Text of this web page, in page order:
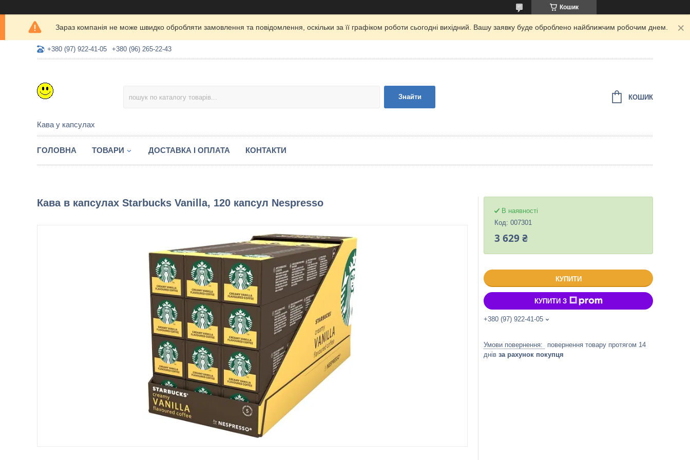
Кошик
Зараз компанія не може швидко обробляти замовлення та повідомлення, оскільки за її графіком роботи сьогодні вихідний. Вашу заявку буде оброблено найближчим робочим днем.
+380 (97) 922-41-05 +380 (96) 265-22-43
Кава у капсулах
Знайти КОШИК
ГОЛОВНА ТОВАРИ ДОСТАВКА І ОПЛАТА КОНТАКТИ
Кава в капсулах Starbucks Vanilla, 120 капсул Nespresso
В наявності
Код: 007301
3 629 ₴
КУПИТИ
КУПИТИ З
+380 (97) 922-41-05
повернення товару протягом 14
днів за рахунок покупця